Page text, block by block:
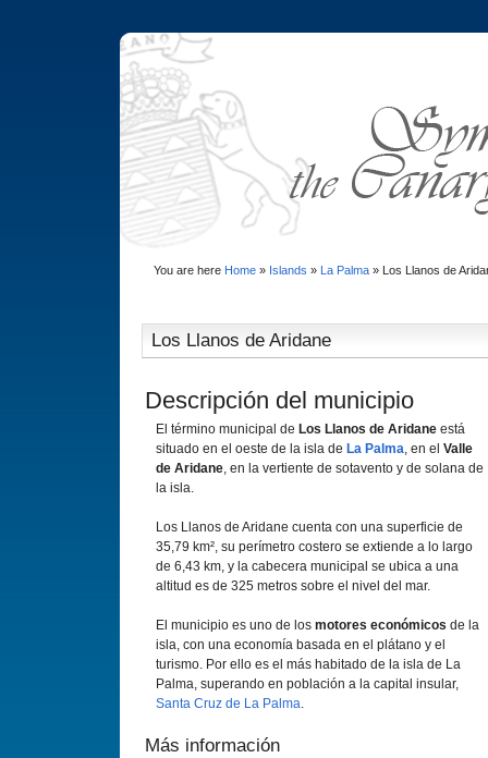
You are here Home» Islands » La Palma» Los Llanos de
Los Llanos de Aridane
Descripción del municipio
El término municipal de Los Llanos de Aridane está
situado en el oeste de la isla de La Palma, en el Valle
de Aridane, en la vertiente de sotavento y de solana de
la isla.
Los Llanos de Aridane cuenta con una superficie de
35,79 km², su perí­metro costero se extiende a lo largo
de 6,43 km, y la cabecera municipal se ubica a una
altitud es de 325 metros sobre el nivel del mar.
El municipio es uno de los motores económicos de la
isla, con una economí­a basada en el plátano y el
turismo. Por ello es el más habitado de la isla de La
Palma, superando en población a la capital insular,
Santa Cruz de La Palma.
Más información